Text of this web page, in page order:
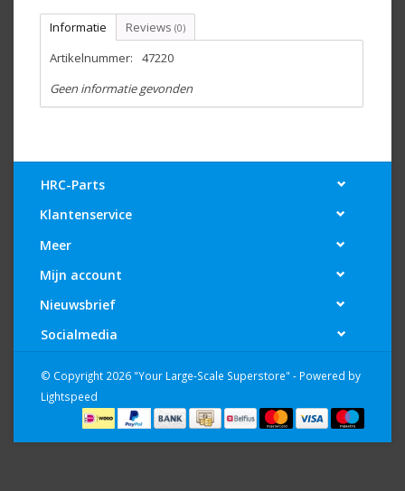
Informatie Reviews (0)
Artikelnummer:
47220
Geen informatie gevonden
HRC-Parts
Klantenservice
Meer
Mijn account
Nieuwsbrief
Socialmedia
© Copyright 2026 "Your Large-Scale Superstore" - Powered by
Lightspeed